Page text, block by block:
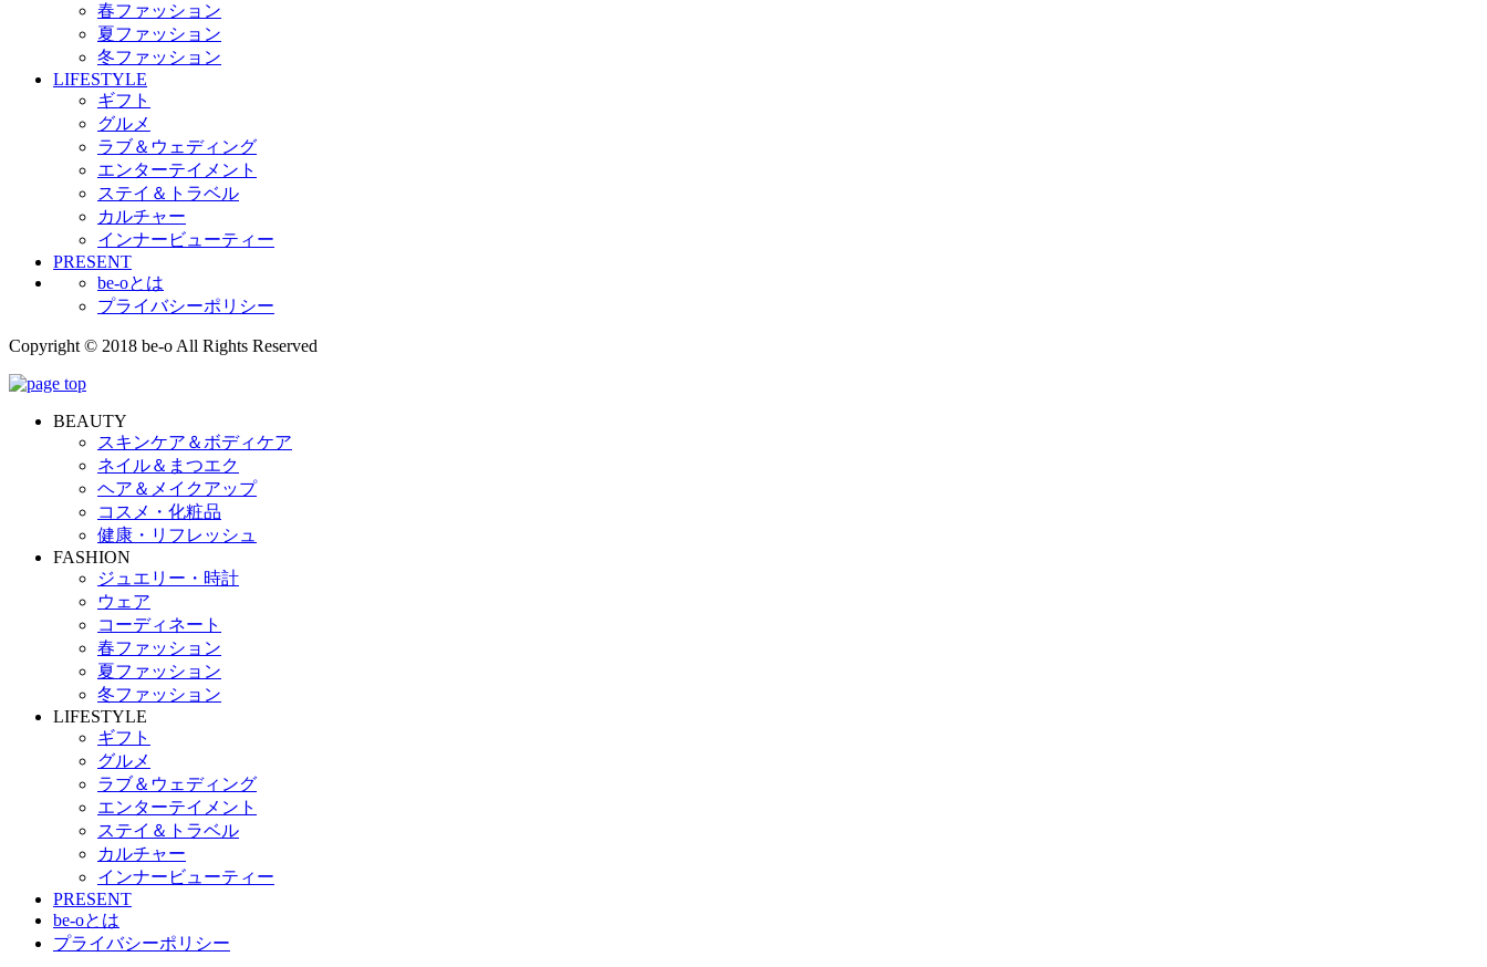
春ファッション
夏ファッション
冬ファッション
LIFESTYLE
ギフト
グルメ
ラブ＆ウェディング
エンターテイメント
ステイ＆トラベル
カルチャー
インナービューティー
PRESENT
be-oとは
プライバシーポリシー
Copyright © 2018 be-o All Rights Reserved
BEAUTY
スキンケア＆ボディケア
ネイル＆まつエク
ヘア＆メイクアップ
コスメ・化粧品
健康・リフレッシュ
FASHION
ジュエリー・時計
ウェア
コーディネート
春ファッション
夏ファッション
冬ファッション
LIFESTYLE
ギフト
グルメ
ラブ＆ウェディング
エンターテイメント
ステイ＆トラベル
カルチャー
インナービューティー
PRESENT
be-oとは
プライバシーポリシー